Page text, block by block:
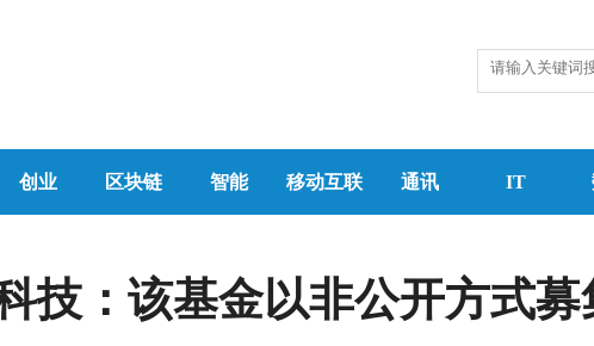
创业 区块链 智能 移动互联 通讯 IT
技：该基金以非公开方式募